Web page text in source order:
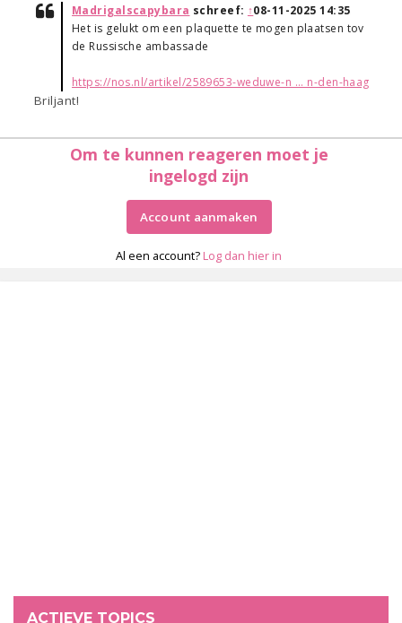
Madrigalscapybara schreef: ↑08-11-2025 14:35
Het is gelukt om een plaquette te mogen plaatsen tov
de Russische ambassade
https://nos.nl/artikel/2589653-weduwe-n ... n-den-haag
Briljant!
Om te kunnen reageren moet je
ingelogd zijn
Account aanmaken
Al een account? Log dan hier in
ACTIEVE TOPICS